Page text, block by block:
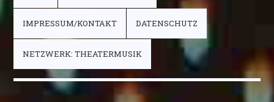
IMPRESSUM/KONTAKT DATENSCHUTZ
NETZWERK: THEATERMUSIK